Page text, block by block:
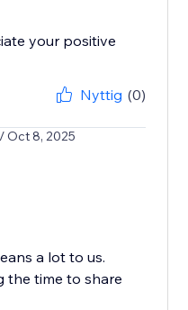
your positive
Nyttig (0)
/ Oct 8, 2025
a lot to us.
the time to share